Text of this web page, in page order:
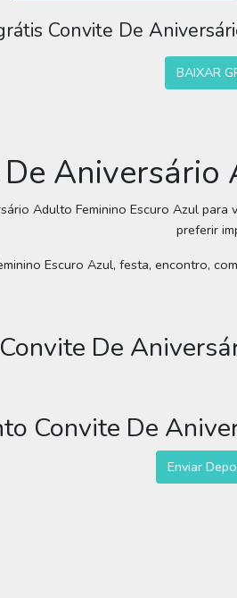
Convite De
BAIXAR
Adulto Feminino Escuro Azul
preferir
Escuro Azul, festa, encontro,
De
Convite De
Enviar